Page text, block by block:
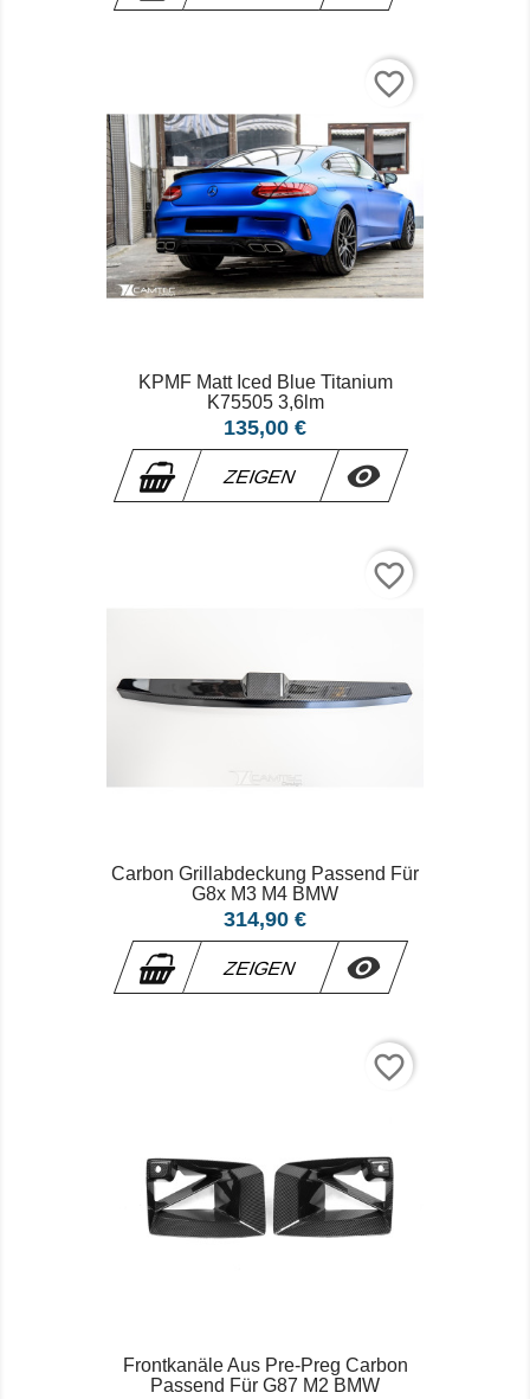
favorite_border
KPMF Matt Iced Blue Titanium
K75505 3,6lm
Preis
135,00 €
ZEIGEN 
favorite_border
Carbon Grillabdeckung Passend Für
G8x M3 M4 BMW
Preis
314,90 €
ZEIGEN 
favorite_border
Frontkanäle Aus Pre-Preg Carbon
Passend Für G87 M2 BMW